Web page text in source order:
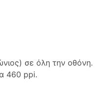
σε όλη την οθόνη.
460 ppi.